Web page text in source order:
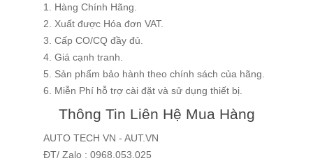
1. Hàng Chính Hãng.
2. Xuất được Hóa đơn VAT.
3. Cấp CO/CQ đầy đủ.
4. Giá cạnh tranh.
5. Sản phẩm bảo hành theo chính sách của hãng.
6. Miễn Phí hỗ trợ cài đặt và sử dụng thiết bị.
Thông Tin Liên Hệ Mua Hàng
AUTO TECH VN - AUT.VN
ĐT/ Zalo : 0968.053.025